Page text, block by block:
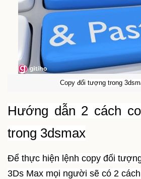
Copy đối tượng trong
Hướng dẫn 2 cách
trong 3dsmax
Để thực hiện lệnh copy đối
3Ds Max mọi người sẽ có 2